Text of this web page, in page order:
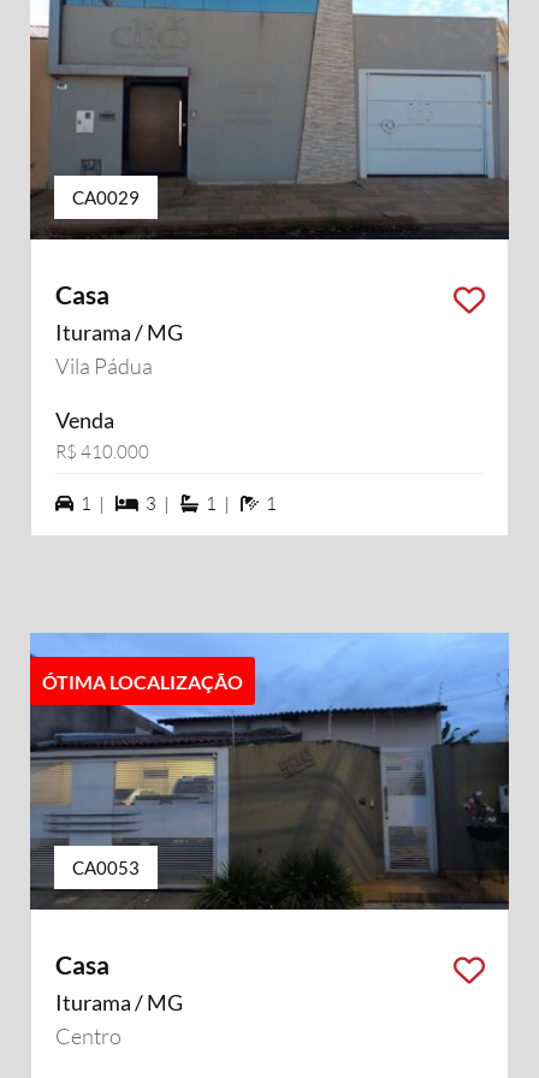
CA0029
Casa
Iturama / MG
Vila Pádua
Venda
R$ 410.000
1 vagas na garagem
1 | 3 dormiórios
3 | 1 suítes
1 | 1 banheiros
1
ÓTIMA LOCALIZAÇÃO
CA0053
Casa
Iturama / MG
Centro